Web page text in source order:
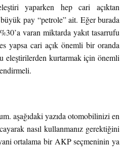
yaparken hep cari açıktan
pay “petrole” ait. Eğer burada
varan miktarda yakıt tasarrufu
yapsa cari açık önemli bir oranda
eleştirilerden kurtarmak için önemli
aşağıdaki yazıda otomobilinizi en
nasıl kullanmanız gerektiğini
ortalama bir AKP seçmeninin ya